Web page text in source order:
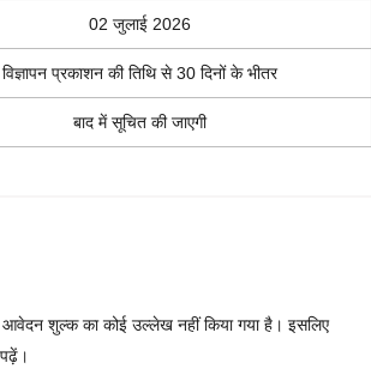
02 जुलाई 2026
विज्ञापन प्रकाशन की तिथि से 30 दिनों के भीतर
बाद में सूचित की जाएगी
शुल्क का कोई उल्लेख नहीं किया गया है। इसलिए